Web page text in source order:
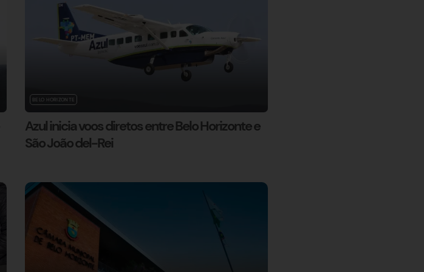
BELO HORIZONTE
Azul inicia voos diretos entre Belo Horizonte e
São João del-Rei